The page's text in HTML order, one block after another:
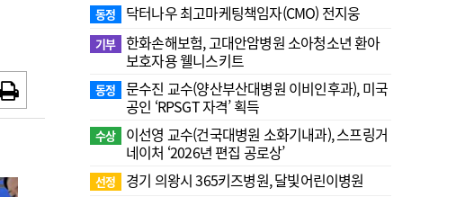
동정 닥터나우 최고마케팅책임자(CMO) 전지웅
기부 한화손해보험, 고대안암병원 소아청소년 환아
보호자용 웰니스키트
동정
문수진 교수( 양산부산대병원 이비인후과), 미국
공인 ‘RPSGT 자격’ 획득
수상
이선영 교수(건국대병원 소화기내과), 스프링거
네이처 ‘2026년 편집 공로상’
선정 경기 의왕시 365키즈병원, 달빛어린이병원